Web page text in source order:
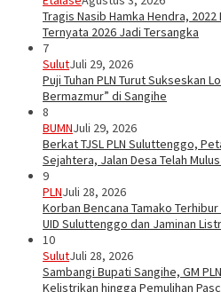
Tragis Nasib Hamka Hendra,
Ternyata 2026 Jadi Tersangka
7
SulutJuli 29, 2026
Puji Tuhan PLN Turut Sukseskan
Bermazmur” di Sangihe
8
BUMNJuli 29, 2026
Berkat TJSL PLN Suluttenggo,
Sejahtera, Jalan Desa Telah
9
PLNJuli 28, 2026
Korban Bencana Tamako
UID Suluttenggo dan Jaminan
10
SulutJuli 28, 2026
Sambangi Bupati Sangihe, GM
Kelistrikan hingga Pemulihan